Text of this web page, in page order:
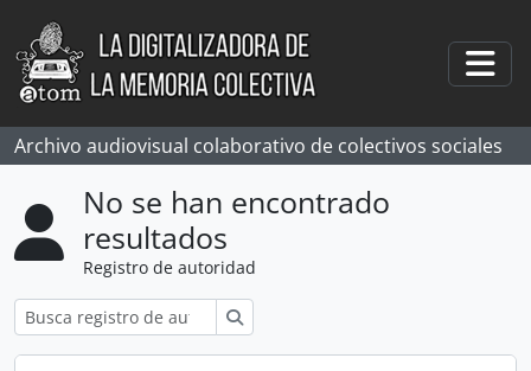
Skip to main content
Archivo audiovisual colaborativo de colectivos sociales
No se han encontrado
resultados
Registro de autoridad